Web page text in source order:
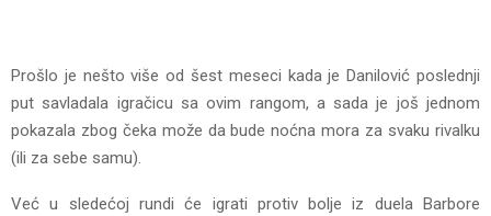
Prošlo je nešto više od šest meseci kada je Danilović poslednji
put savladala igračicu sa ovim rangom, a sada je još jednom
pokazala zbog čeka može da bude noćna mora za svaku rivalku
(ili za sebe samu).
Već u sledećoj rundi će igrati protiv bolje iz duela Barbore